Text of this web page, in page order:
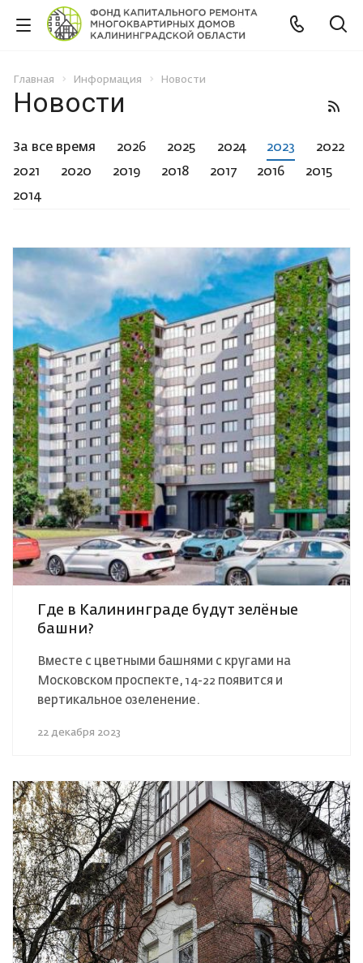
Главная Информация Новости
Новости
За все время 2026 2025 2024 2023
2022
2021
2020 2019 2018 2017 2016
2015
2014
Где в Калининграде будут зелёные
башни?
Вместе с цветными башнями с кругами на
Московском проспекте, 14-22 появится и
вертикальное озеленение.
22 декабря 2023